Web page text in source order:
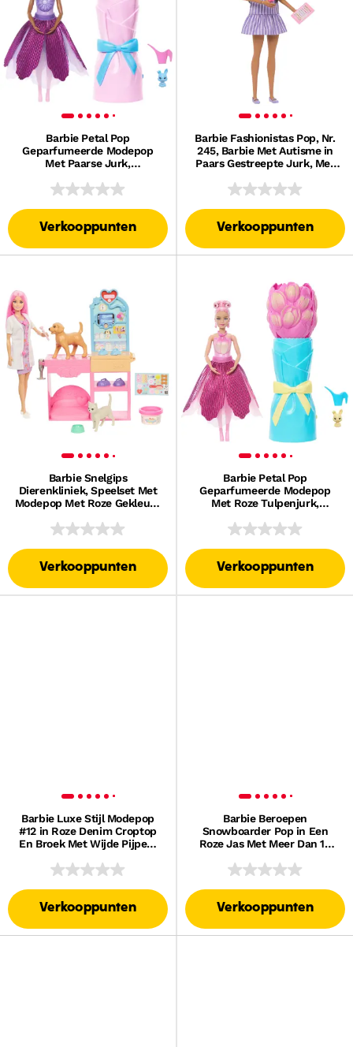
Barbie Petal Pop
Geparfumeerde Modepop
Met Paarse Jurk,
Konijn En Meer
Verkooppunten
Barbie Fashionistas Pop, Nr.
245, Barbie Met Autisme in
Paars Gestreepte Jurk, Met
Verkooppunten
​Barbie Snelgips
Dierenkliniek, Speelset Met
Modepop Met Roze Gekleurd
Meer Dan 10 Accessoires
Verkooppunten
Barbie Petal Pop
Geparfumeerde Modepop
Met Roze Tulpenjurk,
En Meer
Verkooppunten
Barbie Luxe Stijl Modepop
#12 in Roze Denim Croptop
En Broek Met Wijde Pijpen,
Verkooppunten
Barbie Beroepen
Snowboarder Pop in Een
Roze Jas Met Meer Dan 10
Snowboard Dat Van Kleur
Verkooppunten